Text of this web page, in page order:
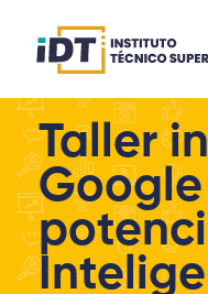
Taller